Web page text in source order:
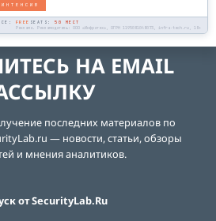
FREE SEATS: 50 МЕСТ
Реклама. Рекламодатель: ООО «Инфратех», ОГРН 1195081048073, infra-tech.ru, 18+
НА EMAIL
последних материалов по
— новости, статьи, обзоры
и мнения аналитиков.
от SecurityLab.Ru